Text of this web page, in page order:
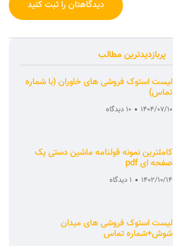
دیدگاهتان را ثبت کنید
پربازدیدترین مطالب
لیست استوک فروشی های خاوران (با شماره
تماس)
1404/07/10 10 دیدگاه
کاملترین نمونه قولنامه ماشین دستی یک
صفحه ای pdf
1402/10/14 1 دیدگاه
لیست استوک فروشی های میدان
شوش+شماره تماس